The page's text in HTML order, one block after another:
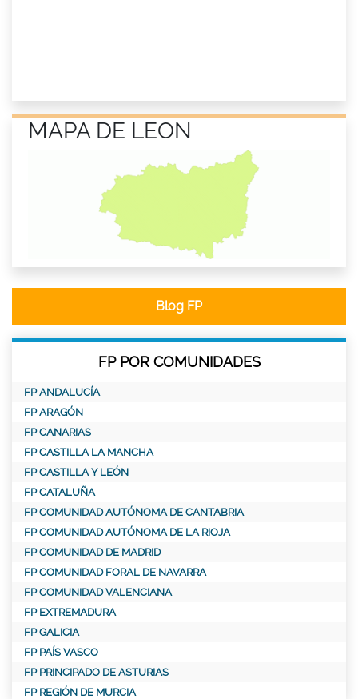
MAPA DE LEON
Blog FP
FP POR COMUNIDADES
FP ANDALUCÍA
FP ARAGÓN
FP CANARIAS
FP CASTILLA LA MANCHA
FP CASTILLA Y LEÓN
FP CATALUÑA
FP COMUNIDAD AUTÓNOMA DE CANTABRIA
FP COMUNIDAD AUTÓNOMA DE LA RIOJA
FP COMUNIDAD DE MADRID
FP COMUNIDAD FORAL DE NAVARRA
FP COMUNIDAD VALENCIANA
FP EXTREMADURA
FP GALICIA
FP PAÍS VASCO
FP PRINCIPADO DE ASTURIAS
FP REGIÓN DE MURCIA